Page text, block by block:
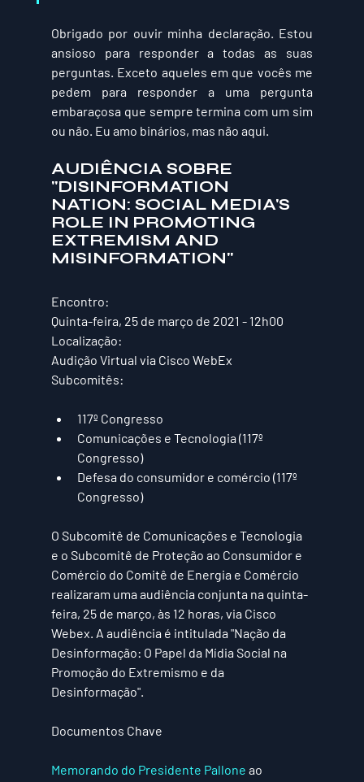
Obrigado por ouvir minha declaração. Estou
ansioso para responder a todas as suas
perguntas. Exceto aqueles em que vocês me
pedem para responder a uma pergunta
embaraçosa que sempre termina com um sim
ou não. Eu amo binários, mas não aqui.
AUDIÊNCIA SOBRE
"DISINFORMATION
NATION: SOCIAL MEDIA'S
ROLE IN PROMOTING
EXTREMISM AND
MISINFORMATION"
Encontro:
Quinta-feira, 25 de março de 2021 - 12h00
Localização:
Audição Virtual via Cisco WebEx
Subcomitês:
117º Congresso
Comunicações e Tecnologia (117º
Congresso)
Defesa do consumidor e comércio (117º
Congresso)
O Subcomitê de Comunicações e Tecnologia
e o Subcomitê de Proteção ao Consumidor e
Comércio do Comitê de Energia e Comércio
realizaram uma audiência conjunta na quinta-
feira, 25 de março, às 12 horas, via Cisco
Webex. A audiência é intitulada "Nação da
Desinformação: O Papel da Mídia Social na
Promoção do Extremismo e da
Desinformação".
Documentos Chave
Memorando do Presidente Pallone ao